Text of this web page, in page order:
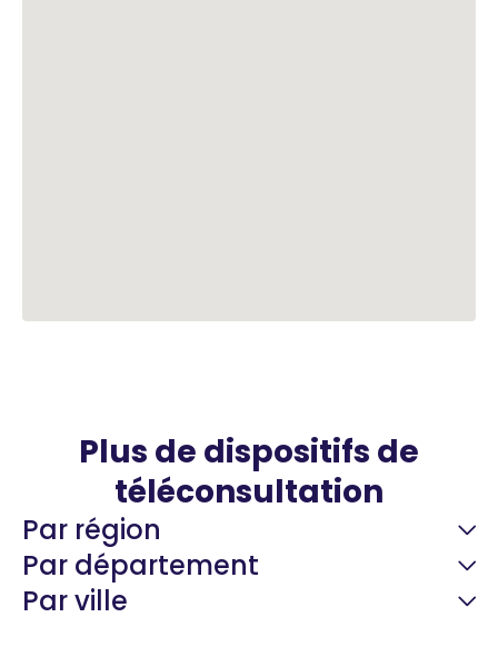
Plus de dispositifs de
téléconsultation
Par région
Par département
Par ville